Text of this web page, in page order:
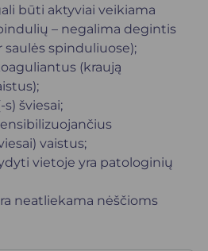
būti aktyviai veikiama
– negalima degintis
saulės spinduliuose);
(kraują
šviesai;
vaistus;
vietoje yra patologinių
neatliekama nėščioms